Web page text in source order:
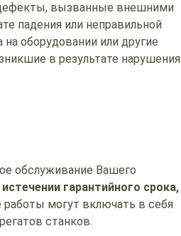
вызванные внешними
падения или неправильной
оборудовании или другие
в результате нарушения
обслуживание Вашего
гарантийного срока,
могут включать в себя
станков.